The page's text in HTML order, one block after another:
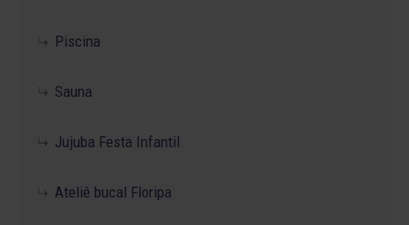
Piscina
Sauna
Jujuba Festa Infantil
Ateliê bucal Floripa